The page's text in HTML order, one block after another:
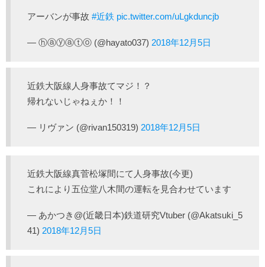
アーバンが事故 #近鉄 pic.twitter.com/uLgkduncjb
— ⓗⓐⓨⓐⓣⓞ (@hayato037) 2018年12月5日
近鉄大阪線人身事故てマジ！？
帰れないじゃねぇか！！
— リヴァン (@rivan150319) 2018年12月5日
近鉄大阪線真菅松塚間にて人身事故(今更)
これにより五位堂八木間の運転を見合わせています
— あかつき@(近畿日本)鉄道研究Vtuber (@Akatsuki_5
41) 2018年12月5日